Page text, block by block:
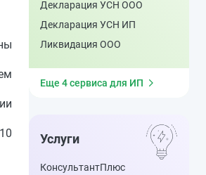
Декларация УСН ООО
Декларация УСН ИП
Ликвидация ООО
Еще 4 сервиса для ИП
Услуги
КонсультантПлюс